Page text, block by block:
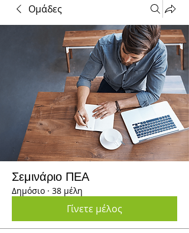
Ομάδες
Σεμινάριο ΠΕΑ
Δημόσιο · 38 μέλη
Γίνετε μέλος